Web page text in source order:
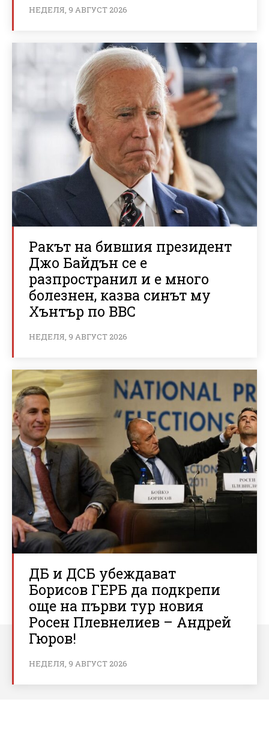
НЕДЕЛЯ, 9 АВГУСТ 2026
Ракът на бившия президент
Джо Байдън се е
разпространил и е много
болезнен, казва синът му
Хънтър по BBC
НЕДЕЛЯ, 9 АВГУСТ 2026
ДБ и ДСБ убеждават
Борисов ГЕРБ да подкрепи
още на първи тур новия
Росен Плевнелиев – Андрей
Гюров!
НЕДЕЛЯ, 9 АВГУСТ 2026